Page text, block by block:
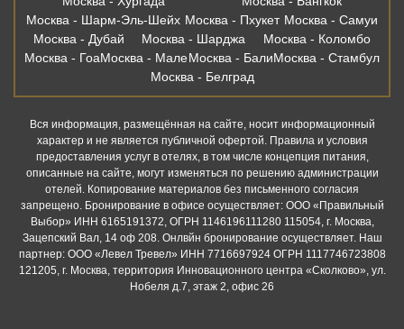
Москва - Шарм-Эль-Шейх Москва - Пхукет Москва - Самуи
Москва - Дубай
Москва - Шарджа
Москва - Коломбо
Москва - ГоаМосква - МалеМосква - БалиМосква - Стамбул
Москва - Белград
Вся информация, размещённая на сайте, носит информационный
характер и не является публичной офертой. Правила и условия
предоставления услуг в отелях, в том числе концепция питания,
описанные на сайте, могут изменяться по решению администрации
отелей. Копирование материалов без письменного согласия
запрещено. Бронирование в офисе осуществляет: ООО «Правильный
Выбор» ИНН 6165191372, ОГРН 1146196111280 115054, г. Москва,
Зацепский Вал, 14 оф 208. Онлвйн бронирование осуществляет. Наш
партнер: ООО «Левел Тревел» ИНН 7716697924 ОГРН 1117746723808
121205, г. Москва, территория Инновационного центра «Сколково», ул.
Нобеля д.7, этаж 2, офис 26